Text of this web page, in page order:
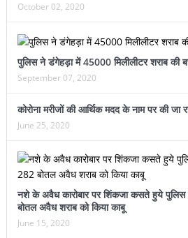
October 02, 2020
पुलिस ने डंगेहड़ा में 45000 मिलीलीटर शराब की
September 07, 2020
कोरोना मरीजों की आर्थिक मदद के नाम पर की जा
June 25, 2020
नशे के अवैध कारोबार पर शिंकजा कसते हुये
बोतल अवैध शराब को किया काबू
June 15, 2020